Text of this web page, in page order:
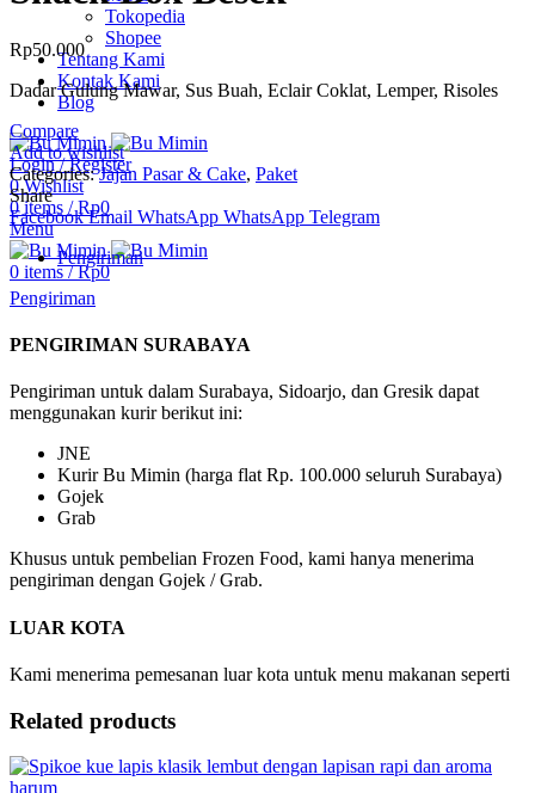
Tokopedia
Shopee
Tentang Kami
Kontak Kami
Blog
Login / Register
0Wishlist
0items / Rp0
Menu
0 items / Rp0
Rp50.000
Dadar Gulung Mawar, Sus Buah, Eclair Coklat, Lemper, Risoles
Compare
Add to wishlist
Categories:Jajan Pasar & Cake, Paket
Share
Facebook Email WhatsApp WhatsApp Telegram
Pengiriman
Pengiriman
PENGIRIMAN SURABAYA
Pengiriman untuk dalam Surabaya, Sidoarjo, dan Gresik dapat
menggunakan kurir berikut ini:
JNE
Kurir Bu Mimin (harga flat Rp. 100.000 seluruh Surabaya)
Gojek
Grab
Khusus untuk pembelian Frozen Food, kami hanya menerima
pengiriman dengan Gojek / Grab.
LUAR KOTA
Kami menerima pemesanan luar kota untuk menu makanan seperti
Related products